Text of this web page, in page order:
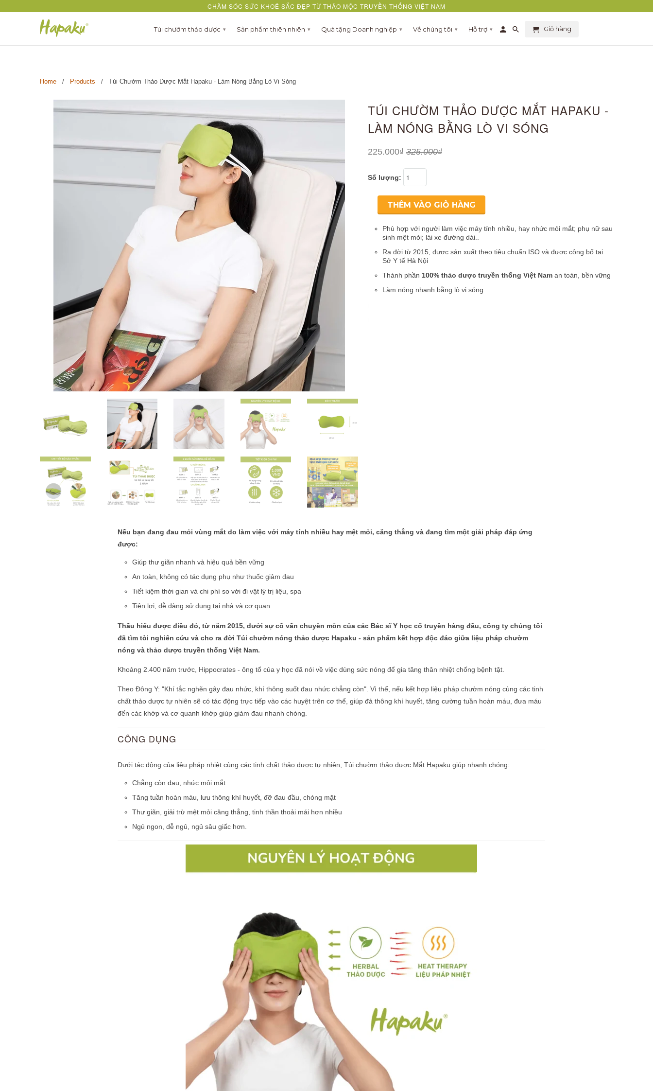
Home / Products / Túi Chườm Thảo Dược Mắt Hapaku - Làm Nóng Bằng Lò Vi Sóng
TÚI CHƯỜM THẢO DƯỢC MẮT HAPAKU -
LÀM NÓNG BẰNG LÒ VI SÓNG
225.000₫ 325.000₫
Số lượng:
THÊM VÀO GIỎ HÀNG
Phù hợp với người làm việc máy tính nhiều, hay nhức mỏi mắt; phụ nữ sau
sinh mệt mỏi; lái xe đường dài..
Ra đời từ 2015, được sản xuất theo tiêu chuẩn ISO và được công bố tại
Sở Y tế Hà Nội
Thành phần 100% thảo dược truyền thống Việt Nam an toàn, bền vững
Làm nóng nhanh bằng lò vi sóng
Nếu bạn đang đau mỏi vùng mắt do làm việc với máy tính nhiều hay mệt mỏi, căng thẳng và đang tìm một giải pháp đáp ứng
được:
Giúp thư giãn nhanh và hiệu quả bền vững
An toàn, không có tác dụng phụ như thuốc giảm đau
Tiết kiệm thời gian và chi phí so với đi vật lý trị liệu, spa
Tiện lợi, dễ dàng sử dụng tại nhà và cơ quan
Thấu hiểu được điều đó, từ năm 2015, dưới sự cố vấn chuyên môn của các Bác sĩ Y học cổ truyền hàng đầu, công ty chúng tôi
đã tìm tòi nghiên cứu và cho ra đời Túi chườm nóng thảo dược Hapaku - sản phẩm kết hợp độc đáo giữa liệu pháp chườm
nóng và thảo dược truyền thống Việt Nam.
Khoảng 2.400 năm trước, Hippocrates - ông tổ của y học đã nói về việc dùng sức nóng để gia tăng thân nhiệt chống bệnh tật.
Theo Đông Y: "Khí tắc nghẽn gây đau nhức, khí thông suốt đau nhức chẳng còn". Vì thế, nếu kết hợp liệu pháp chườm nóng cùng các tinh
chất thảo dược tự nhiên sẽ có tác động trực tiếp vào các huyệt trên cơ thể, giúp đả thông khí huyết, tăng cường tuần hoàn máu, đưa máu
đến các khớp và cơ quanh khớp giúp giảm đau nhanh chóng.
CÔNG DỤNG
Dưới tác động của liệu pháp nhiệt cùng các tinh chất thảo dược tự nhiên, Túi chườm thảo dược Mắt Hapaku giúp nhanh chóng:
Chẳng còn đau, nhức mỏi mắt
Tăng tuần hoàn máu, lưu thông khí huyết, đỡ đau đầu, chóng mặt
Thư giãn, giải trừ mệt mỏi căng thẳng, tinh thần thoải mái hơn nhiều
Ngủ ngon, dễ ngủ, ngủ sâu giấc hơn.
CHĂM SÓC SỨC KHOẺ SẮC ĐẸP TỪ THẢO MỘC TRUYỀN THỐNG VIỆT NAM
Túi chườm thảo dược ▾ Sản phẩm thiên nhiên ▾ Quà tặng Doanh nghiệp ▾ Về chúng tôi ▾ Hỗ trợ ▾ Giỏ hàng